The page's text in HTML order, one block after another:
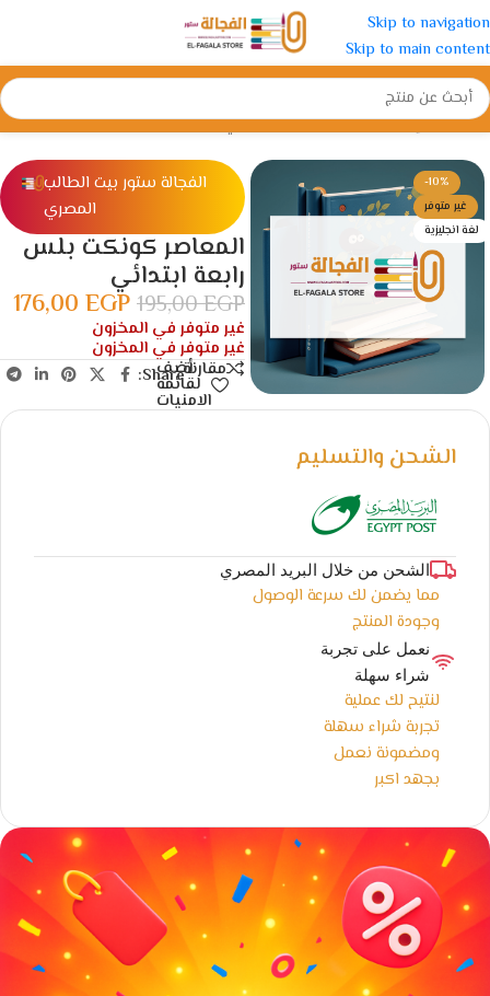
Skip to navigation
Skip to main content
الرئيسية/الإبتدائية/الصف الرابع الأبتدائي
-10%
غير متوفر
لغة انجليزية
الفجالة ستور بيت الطالب
المصري
المعاصر كونكت بلس
رابعة ابتدائي
195,00EGP
176,00 EGP
غير متوفر في المخزون
غير متوفر في المخزون
مقارنةأضف
لقائمة
الامنيات
Share:
الشحن والتسليم
الشحن من خلال البريد المصري
مما يضمن لك سرعة الوصول
وجودة المنتج
نعمل على تجربة
شراء سهلة
لنتيح لك عملية
تجربة شراء سهلة
ومضمونة نعمل
بجهد اكبر